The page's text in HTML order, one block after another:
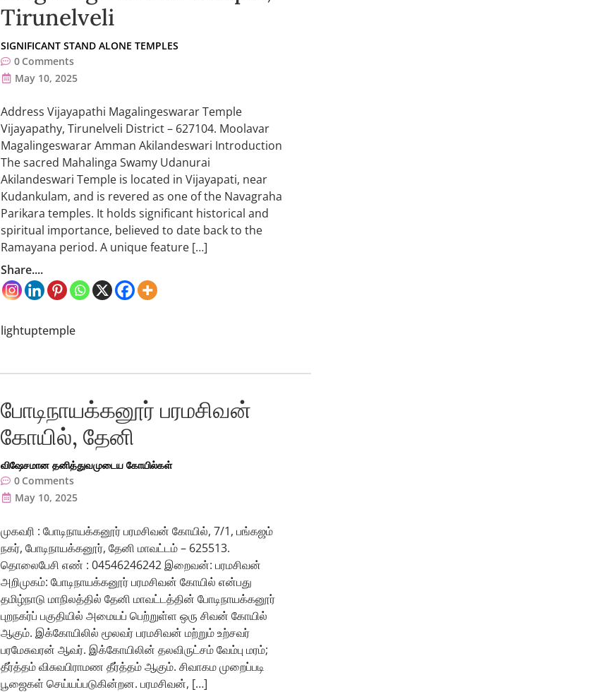
Tirunelveli
SIGNIFICANT STAND ALONE TEMPLES
0 Comments
May 10, 2025
Address Vijayapathi Magalingeswarar Temple
Vijayapathy, Tirunelveli District – 627104. Moolavar
Magalingeswarar Amman Akilandeswari Introduction
The sacred Mahalinga Swamy Udanurai
Akilandeswari Temple is located in Vijayapati, near
Kudankulam, and is revered as one of the Navagraha
Parikara temples. It holds significant historical and
spiritual importance, believed to date back to the
Ramayana period. A unique feature […]
Share....
lightuptemple
போடிநாயக்கனூர் பரமசிவன்
கோயில், தேனி
விஷேசமான தனித்துவமுடைய கோயில்கள்
0 Comments
May 10, 2025
முகவரி : போடிநாயக்கனூர் பரமசிவன் கோயில், 7/1, பங்கஜம்
நகர், போடிநாயக்கனூர், தேனி மாவட்டம் – 625513.
தொலைபேசி எண் : 04546246242 இறைவன்: பரமசிவன்
அறிமுகம்: போடிநாயக்கனூர் பரமசிவன் கோயில் என்பது
தமிழ்நாடு மாநிலத்தில் தேனி மாவட்டத்தின் போடிநாயக்கனூர்
புறநகர்ப் பகுதியில் அமையப் பெற்றுள்ள ஒரு சிவன் கோயில்
ஆகும். இக்கோயிலில் மூலவர் பரமசிவன் மற்றும் உற்சவர்
பரமேசுவரன் ஆவர். இக்கோயிலின் தலவிருட்சம் வேம்பு மரம்;
தீர்த்தம் விசுவபிராமண தீர்த்தம் ஆகும். சிவாகம முறைப்படி
பூஜைகள் செய்யப்படுகின்றன. பரமசிவன், […]